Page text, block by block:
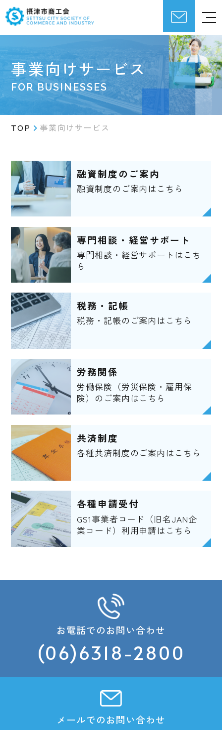
事業向けサービス
FOR BUSINESSES
TOP 事業向けサービス
融資制度のご案内
融資制度のご案内はこちら
専門相談・経営サポート
専門相談・経営サポートはこち
ら
税務・記帳
税務・記帳のご案内はこちら
労務関係
労働保険（労災保険・雇用保
険）のご案内はこちら
共済制度
各種共済制度のご案内はこちら
各種申請受付
GS1事業者コード（旧名JAN企
業コード）利用申請はこちら
お電話でのお問い合わせ
(06)6318-2800
メールでのお問い合わせ